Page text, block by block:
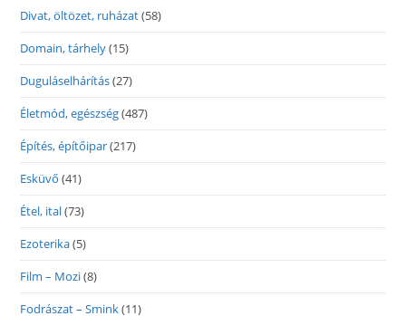
Divat, öltözet, ruházat(58)
Domain, tárhely(15)
Duguláselhárítás(27)
Életmód, egészség(487)
Építés, építőipar(217)
Esküvő (41)
Étel, ital(73)
Ezoterika(5)
Film – Mozi(8)
Fodrászat – Smink(11)